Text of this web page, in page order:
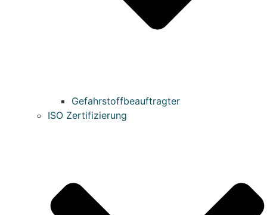
Gefahrstoffbeauftragter
ISO Zertifizierung